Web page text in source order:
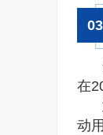
03
在
动